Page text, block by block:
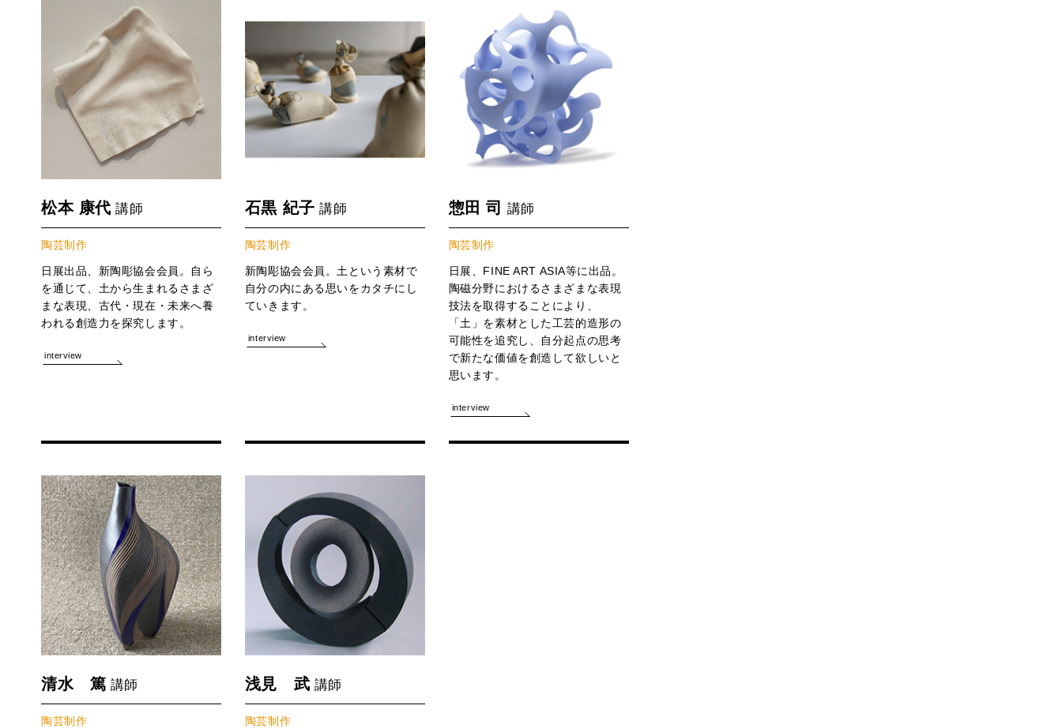
松本 康代 講師
陶芸制作
日展出品、新陶彫協会会員。自ら
を通じて、土から生まれるさまざ
まな表現、古代・現在・未来へ養
われる創造力を探究します。
interview
石黒 紀子 講師
陶芸制作
新陶彫協会会員。土という素材で
自分の内にある思いをカタチにし
ていきます。
interview
惣田 司 講師
陶芸制作
日展、FINE ART ASIA等に出品。
陶磁分野におけるさまざまな表現
技法を取得することにより、
「土」を素材とした工芸的造形の
可能性を追究し、自分起点の思考
で新たな価値を創造して欲しいと
思います。
interview
清水 篤 講師
陶芸制作
浅見 武 講師
陶芸制作